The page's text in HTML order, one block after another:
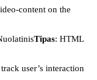
content on the
Tipas: HTML
user’s interaction